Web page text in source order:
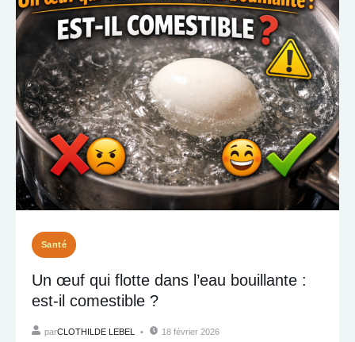
Santé
Un œuf qui flotte dans l’eau bouillante :
est-il comestible ?
parCLOTHILDE LEBEL 18 février 2026